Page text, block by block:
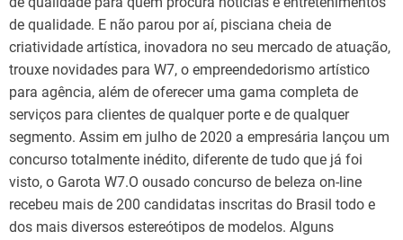
de qualidade. E não parou por aí, pisciana cheia de
criatividade artística, inovadora no seu mercado de atuação,
trouxe novidades para W7, o empreendedorismo artístico
para agência, além de oferecer uma gama completa de
serviços para clientes de qualquer porte e de qualquer
segmento. Assim em julho de 2020 a empresária lançou um
concurso totalmente inédito, diferente de tudo que já foi
visto, o Garota W7.O ousado concurso de beleza on-line
recebeu mais de 200 candidatas inscritas do Brasil todo e
dos mais diversos estereótipos de modelos. Alguns